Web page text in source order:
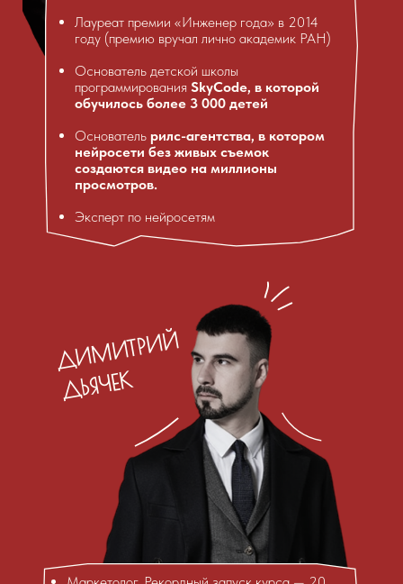
ДИМИТРИЙ
ДЬЯЧЕК
Лауреат премии «Инженер года» в 2014
году (премию вручал лично академик РАН)
Основатель детской школы
программирования SkyCode, в которой
обучилось более 3 000 детей
Основатель рилс-агентства, в котором
нейросети без живых съемок
создаются видео на миллионы
просмотров.
Эксперт по нейросетям